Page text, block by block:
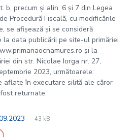
b, precum și alin. 6 și 7 din Legea
Procedură Fiscală, cu modificările
se afișează și se consideră
la data publicării pe site-ul primăriei
și la
din str. Nicolae Iorga nr. 27,
2023, următoarele:
aflate în executare silită ale căror
returnate.
File
pdf
File
43 kB